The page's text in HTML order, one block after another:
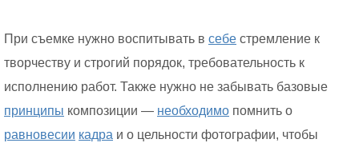
При съемке нужно воспитывать в себе стремление к
творчеству и строгий порядок, требовательность к
исполнению работ. Также нужно не забывать базовые
принципы композиции — необходимо помнить о
равновесии кадра и о цельности фотографии, чтобы